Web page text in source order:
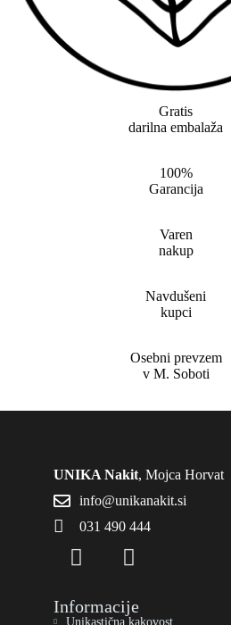
Gratis
darilna embalaža
100%
Garancija
Varen
nakup
Navdušeni
kupci
Osebni prevzem
v M. Soboti
UNIKA Nakit, Mojca Horvat
info@unikanakit.si
031 490 444
Informacije
Unikastična kakovost